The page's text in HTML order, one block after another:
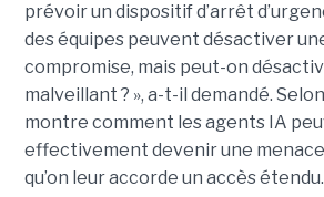
prévoir un dispositif d’arrêt
des équipes peuvent désactiver
compromise, mais peut-on
malveillant ? », a-t-il demandé.
montre comment les agents IA
effectivement devenir une
qu’on leur accorde un accès